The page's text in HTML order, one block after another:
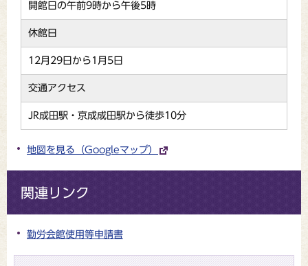
開館日の午前9時から午後5時
休館日
12月29日から1月5日
交通アクセス
JR成田駅・京成成田駅から徒歩10分
地図を見る（Googleマップ）
関連リンク
勤労会館使用等申請書